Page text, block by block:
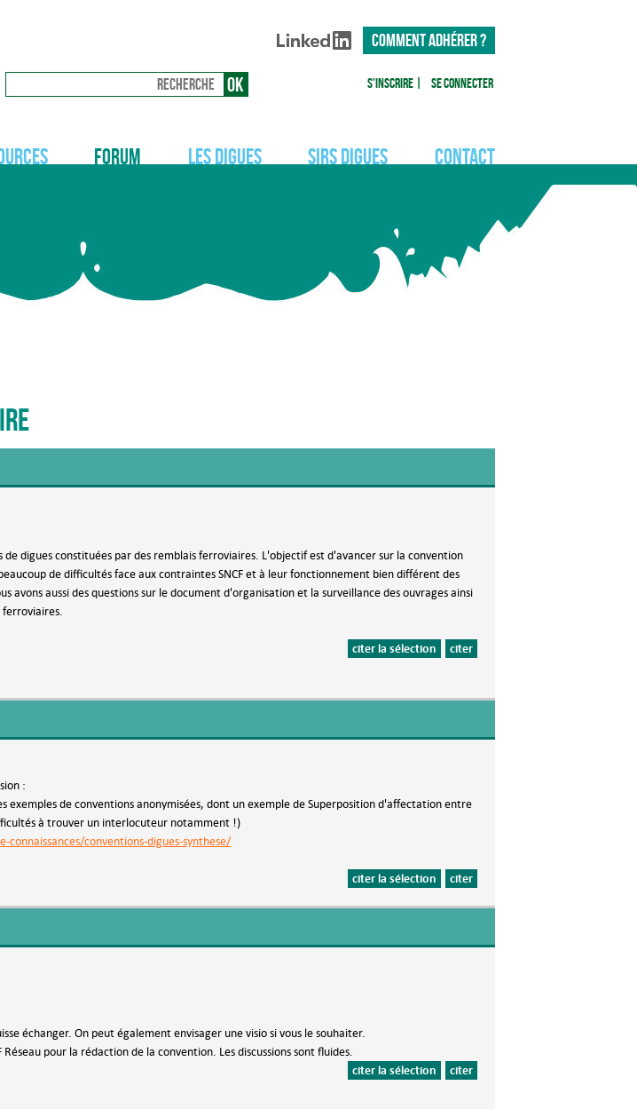
COMMENT ADHÉRER ?
S'inscrire Se connecter
Forum Les digues SIRS Digues Contact
digues constituées par des remblais ferroviaires. L'objectif est d'avancer sur la convention
de difficultés face aux contraintes SNCF et à leur fonctionnement bien différent des
avons aussi des questions sur le document d'organisation et la surveillance des ouvrages ainsi
ferroviaires.
citer
citer la sélection
:
exemples de conventions anonymisées, dont un exemple de Superposition d'affectation entre
à trouver un interlocuteur notamment !)
conventions-digues-synthese/
citer
citer la sélection
échanger. On peut également envisager une visio si vous le souhaiter.
pour la rédaction de la convention. Les discussions sont fluides.
citer
citer la sélection